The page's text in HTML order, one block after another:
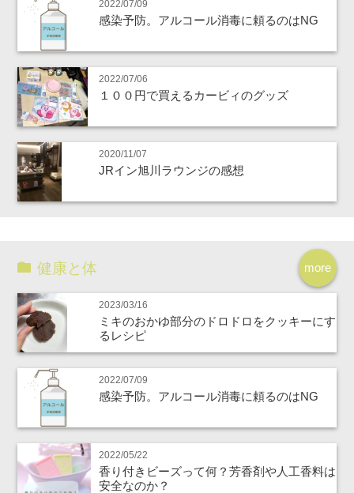
2022/07/09
感染予防。アルコール消毒に頼るのはNG
2022/07/06
１００円で買えるカービィのグッズ
2020/11/07
JRイン旭川ラウンジの感想
more
健康と体
2023/03/16
ミキのおかゆ部分のドロドロをクッキーにす
るレシピ
2022/07/09
感染予防。アルコール消毒に頼るのはNG
2022/05/22
香り付きビーズって何？芳香剤や人工香料は
安全なのか？